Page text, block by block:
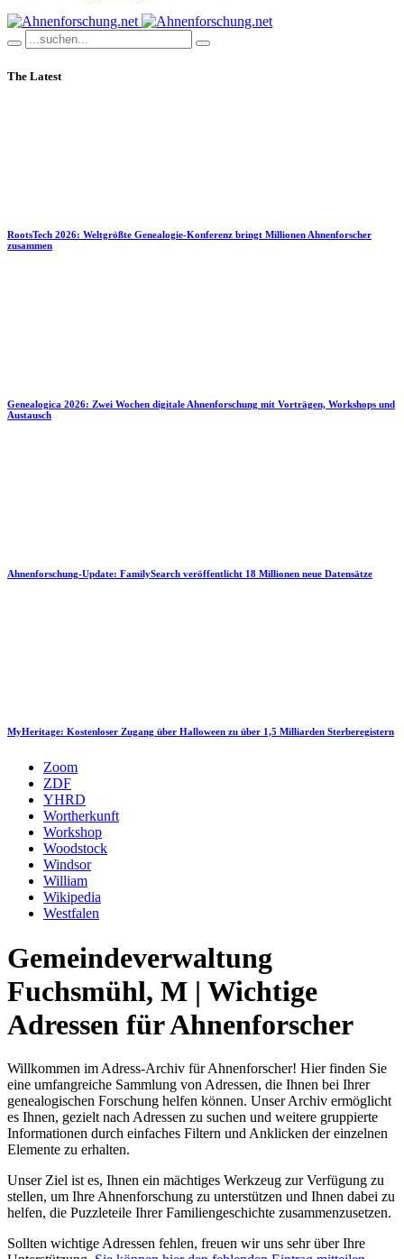
The Latest
RootsTech 2026: Weltgrößte Genealogie-Konferenz bringt Millionen Ahnenforscher
zusammen
Genealogica 2026: Zwei Wochen digitale Ahnenforschung mit Vorträgen, Workshops und
Austausch
Ahnenforschung-Update: FamilySearch veröffentlicht 18 Millionen neue Datensätze
MyHeritage: Kostenloser Zugang über Halloween zu über 1,5 Milliarden Sterberegistern
Zoom
ZDF
YHRD
Wortherkunft
Workshop
Woodstock
Windsor
William
Wikipedia
Westfalen
Gemeindeverwaltung
Fuchsmühl, M | Wichtige
Adressen für Ahnenforscher
Willkommen im Adress-Archiv für Ahnenforscher! Hier finden Sie
eine umfangreiche Sammlung von Adressen, die Ihnen bei Ihrer
genealogischen Forschung helfen können. Unser Archiv ermöglicht
es Ihnen, gezielt nach Adressen zu suchen und weitere gruppierte
Informationen durch einfaches Filtern und Anklicken der einzelnen
Elemente zu erhalten.
Unser Ziel ist es, Ihnen ein mächtiges Werkzeug zur Verfügung zu
stellen, um Ihre Ahnenforschung zu unterstützen und Ihnen dabei zu
helfen, die Puzzleteile Ihrer Familiengeschichte zusammenzusetzen.
Sollten wichtige Adressen fehlen, freuen wir uns sehr über Ihre